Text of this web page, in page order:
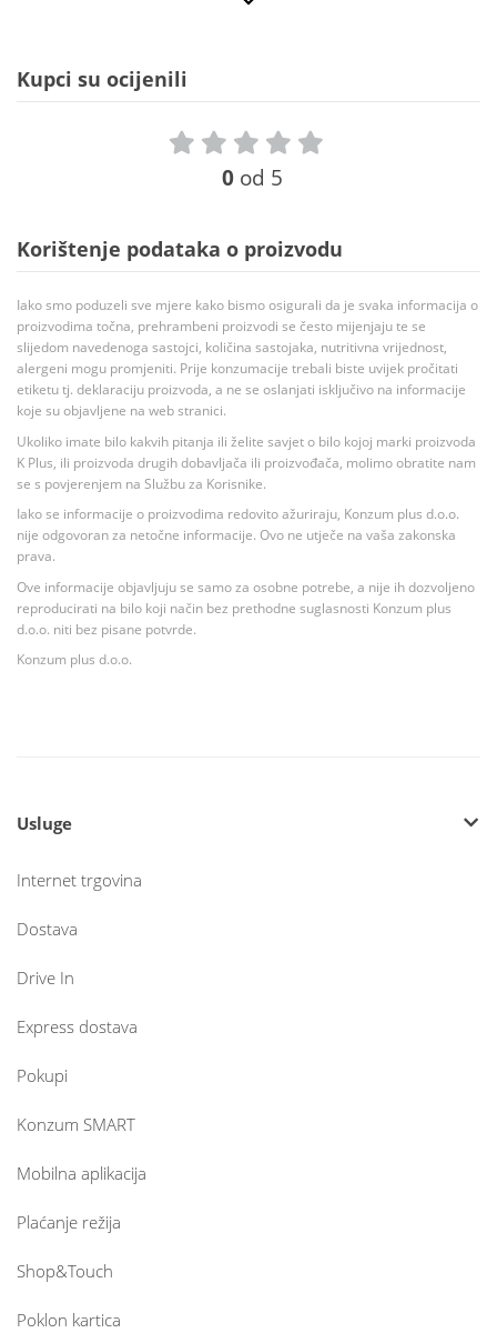
Kupci su ocijenili
0 od 5
Korištenje podataka o proizvodu
Iako smo poduzeli sve mjere kako bismo osigurali da je svaka informacija o
proizvodima točna, prehrambeni proizvodi se često mijenjaju te se
slijedom navedenoga sastojci, količina sastojaka, nutritivna vrijednost,
alergeni mogu promjeniti. Prije konzumacije trebali biste uvijek pročitati
etiketu tj. deklaraciju proizvoda, a ne se oslanjati isključivo na informacije
koje su objavljene na web stranici.
Ukoliko imate bilo kakvih pitanja ili želite savjet o bilo kojoj marki proizvoda
K Plus, ili proizvoda drugih dobavljača ili proizvođača, molimo obratite nam
se s povjerenjem na Službu za Korisnike.
Iako se informacije o proizvodima redovito ažuriraju, Konzum plus d.o.o.
nije odgovoran za netočne informacije. Ovo ne utječe na vaša zakonska
prava.
Ove informacije objavljuju se samo za osobne potrebe, a nije ih dozvoljeno
reproducirati na bilo koji način bez prethodne suglasnosti Konzum plus
d.o.o. niti bez pisane potvrde.
Konzum plus d.o.o.
Usluge
Internet trgovina
Dostava
Drive In
Express dostava
Pokupi
Konzum SMART
Mobilna aplikacija
Plaćanje režija
Shop&Touch
Poklon kartica